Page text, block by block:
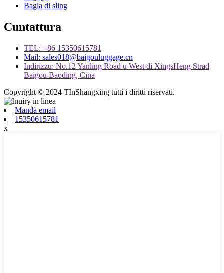
Bagia di sling
Cuntattura
TEL: +86 15350615781
Mail: sales018@baigouluggage.cn
Indirizzu: No.12 Yanling Road u West di XingsHeng Strad
Baigou Baoding, Cina
Copyright © 2024 TInShangxing tutti i diritti riservati.
Mandà email
15350615781
x